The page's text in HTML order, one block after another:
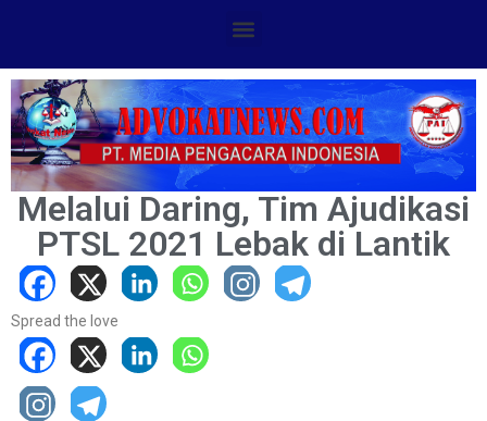
Melalui Daring, Tim Ajudikasi
PTSL 2021 Lebak di Lantik
Spread the love